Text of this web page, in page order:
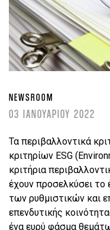
NEWSROOM
03 ΙΑΝΟΥΑΡΙΟΥ 2022
Τα περιβαλλοντικά
κριτηρίων ESG
κριτήρια
έχουν προσελκύσει το
των ρυθμιστικών και
επενδυτικής
ένα ευρύ φάσμα